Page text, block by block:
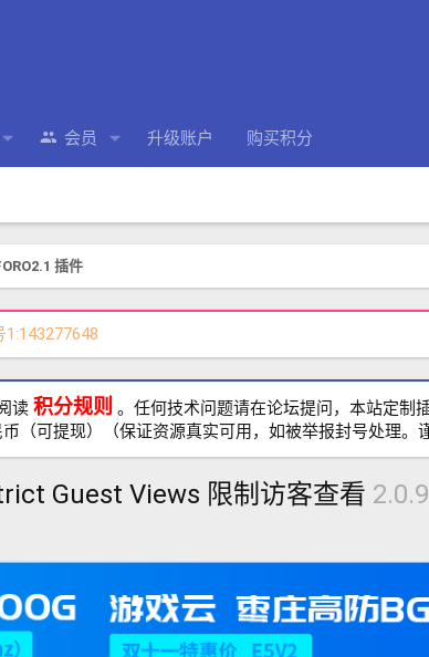
会员 升级账户 购买积分
插件
1:143277648
读 积分规则 。任何技术问题请在论坛提问，本站定制
（可提现）（保证资源真实可用，如被举报封号处理。
Guest Views 限制访客查看 2.0.9